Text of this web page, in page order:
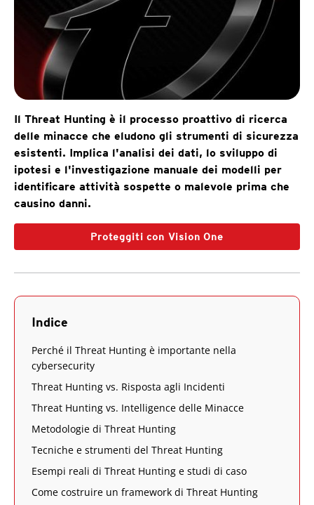
Il Threat Hunting è il processo proattivo di ricerca
delle minacce che eludono gli strumenti di sicurezza
esistenti. Implica l'analisi dei dati, lo sviluppo di
ipotesi e l'investigazione manuale dei modelli per
identificare attività sospette o malevole prima che
causino danni.
Proteggiti con Vision One
Indice
Perché il Threat Hunting è importante nella
cybersecurity
Threat Hunting vs. Risposta agli Incidenti
Threat Hunting vs. Intelligence delle Minacce
Metodologie di Threat Hunting
Tecniche e strumenti del Threat Hunting
Esempi reali di Threat Hunting e studi di caso
Come costruire un framework di Threat Hunting